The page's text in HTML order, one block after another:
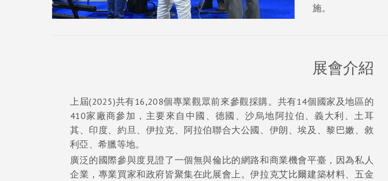
施。
展會介紹
上屆(2025)共有16,208個專業觀眾前來參觀採購。共有14個國家及地區的
410家廠商參加，主要來自中國、德國、沙烏地阿拉伯、義大利、土耳
其、印度、約旦、伊拉克、阿拉伯聯合大公國、伊朗、埃及、黎巴嫩、敘
利亞、希臘等地。
廣泛的國際參與度見證了一個無與倫比的網路和商業機會平臺，因為私人
企業，專業買家和政府皆聚集在此展會上。伊拉克艾比爾建築材料、五金